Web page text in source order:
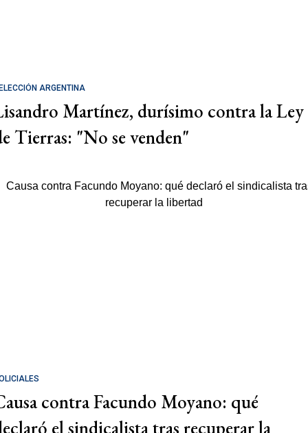
ARGENTINA
Martínez, durísimo contra la Ley
Tierras: "No se venden"
contra Facundo Moyano: qué
el sindicalista tras recuperar la